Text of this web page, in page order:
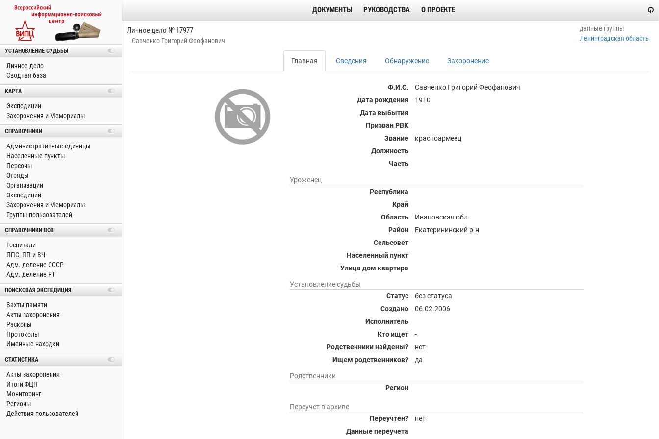
УСТАНОВЛЕНИЕ СУДЬБЫ
Личное дело
Сводная база
КАРТА
Экспедиции
Захоронения и Мемориалы
СПРАВОЧНИКИ
Административные единицы
Населенные пункты
Персоны
Отряды
Организации
Экспедиции
Захоронения и Мемориалы
Группы пользователей
СПРАВОЧНИКИ ВОВ
Госпитали
ППС, ПП и ВЧ
Адм. деление СССР
Адм. деление РТ
ПОИСКОВАЯ ЭКСПЕДИЦИЯ
Вахты памяти
Акты захоронения
Раскопы
Протоколы
Именные находки
СТАТИСТИКА
Акты захоронения
Итоги ФЦП
Мониторинг
Регионы
Действия пользователей
ДОКУМЕНТЫ РУКОВОДСТВА О ПРОЕКТЕ
Личное дело № 17977
Савченко Григорий Феофанович
данные группы
Ленинградская область
Главная Сведения Обнаружение Захоронение
Ф.И.О.
Савченко Григорий Феофанович
Дата рождения
1910
Дата выбытия
Призван РВК
Звание
красноармеец
Должность
Часть
Уроженец
Республика
Край
Область
Ивановская обл.
Район
Екатерининский р-н
Сельсовет
Населенный пункт
Улица дом квартира
Установление судьбы
Статус
без статуса
Создано
06.02.2006
Исполнитель
Кто ищет
-
Родственники найдены?
нет
Ищем родственников?
да
Родственники
Регион
Переучет в архиве
Переучтен?
нет
Данные переучета